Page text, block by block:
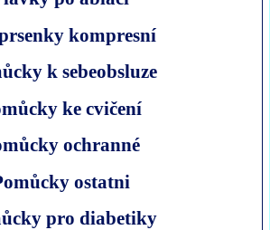
kompresní
k sebeobsluze
ke cvičení
ochranné
ostatni
pro diabetiky